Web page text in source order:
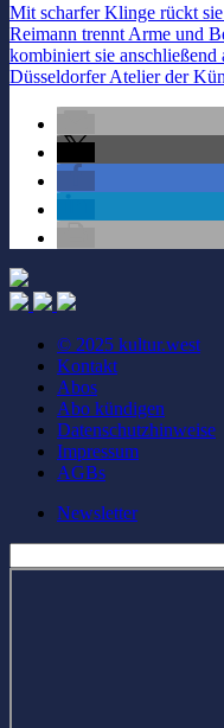
Mit scharfer Klinge rückt
Reimann trennt Arme und
kombiniert sie anschließend
Düsseldorfer Atelier der
© 2025 kultur.west
Kontakt
Abos
Abo kündigen
Datenschutzhinweise
Impressum
AGBs
Newsletter